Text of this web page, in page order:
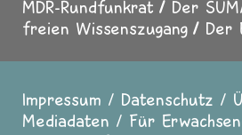
MDR-Rundfunkrat
Der
freien Wissenszugang
Der
Fußzeile
Impressum Datenschutz
Mediadaten
Für